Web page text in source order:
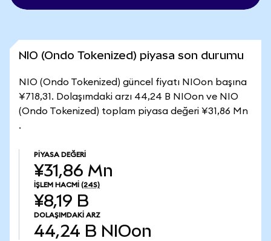
NIO (Ondo Tokenized) piyasa son durumu
NIO (Ondo Tokenized) güncel fiyatı NIOon başına
¥718,31. Dolaşımdaki arzı 44,24 B NIOon ve NIO
(Ondo Tokenized) toplam piyasa değeri ¥31,86 Mn
.
PIYASA DEĞERI
¥31,86 Mn
İŞLEM HACMI (24S)
¥8,19 B
DOLAŞIMDAKI ARZ
44,24 B NIOon